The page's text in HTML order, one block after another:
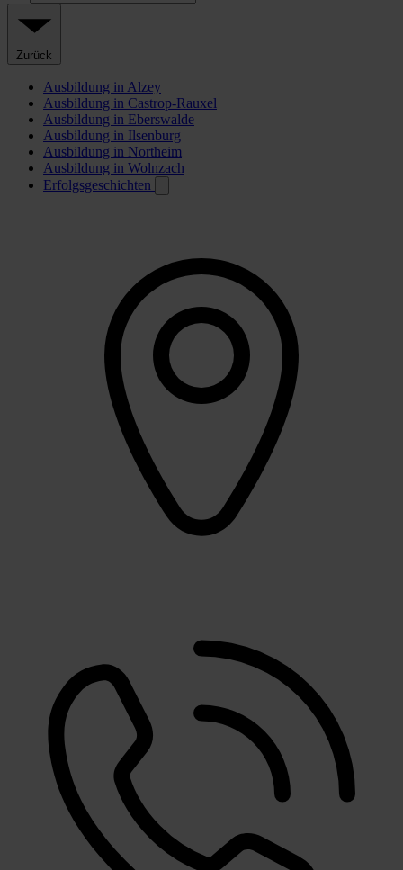
Zurück
Ausbildung in Alzey
Ausbildung in Castrop-Rauxel
Ausbildung in Eberswalde
Ausbildung in Ilsenburg
Ausbildung in Northeim
Ausbildung in Wolnzach
Erfolgsgeschichten